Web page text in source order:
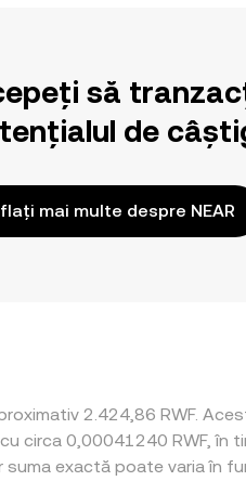
să
de
mai multe despre NEAR
2.424,86 RWF.
circa 0,00041240 RWF,
suma exactă poate varia în